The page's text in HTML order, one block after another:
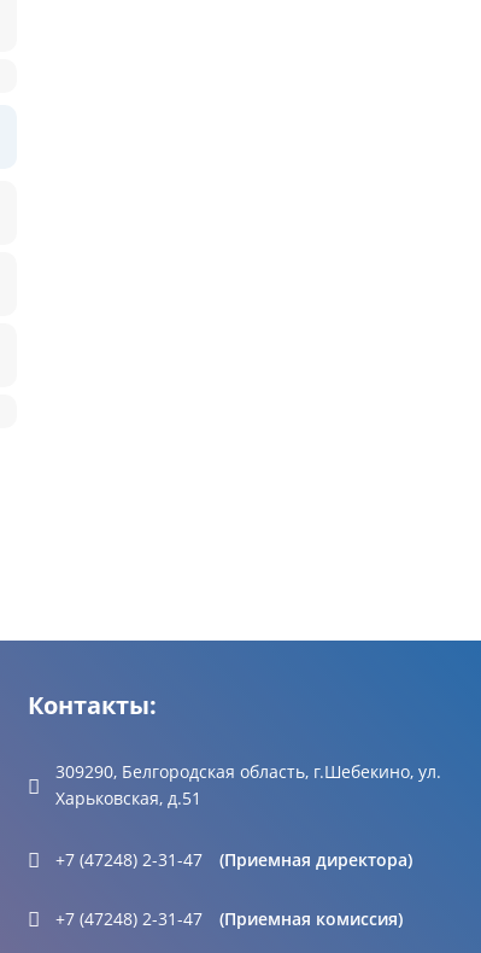
Контакты:
309290, Белгородская область, г.Шебекино, ул.
Харьковская, д.51
+7 (47248) 2-31-47 (Приемная директора)
+7 (47248) 2-31-47 (Приемная комиссия)